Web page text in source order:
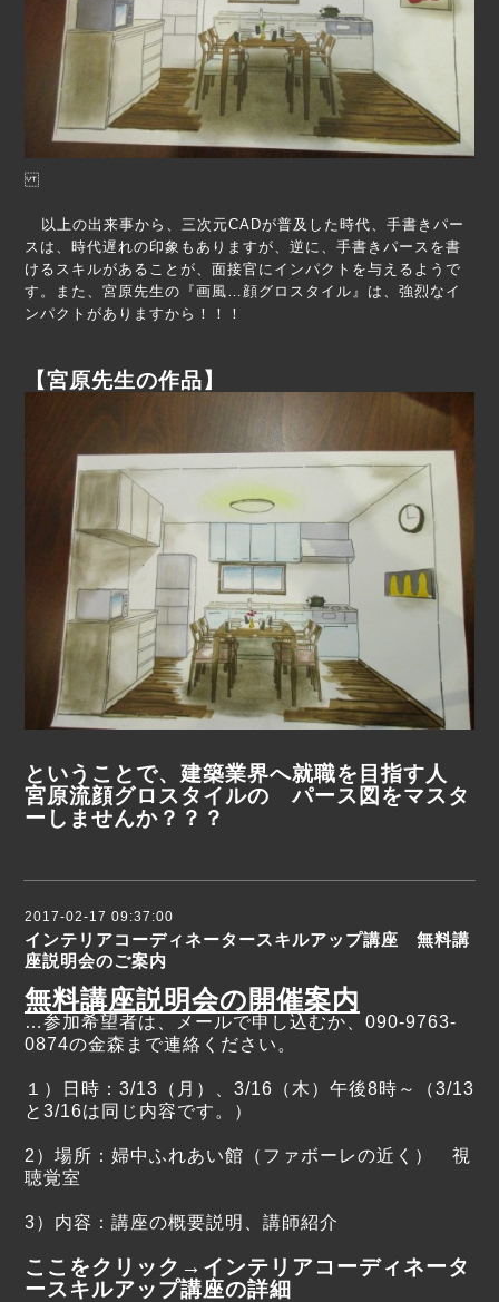
以上の出来事から、三次元CADが普及した時代、手書きパー
スは、時代遅れの印象もありますが、逆に、手書きパースを書
けるスキルがあることが、面接官にインパクトを与えるようで
す。また、宮原先生の『画風…顔グロスタイル』は、強烈なイ
ンパクトがありますから！！！
【宮原先生の作品】
ということで、建築業界へ就職を目指す人
宮原流顔グロスタイルの パース図をマスタ
ーしませんか？？？
2017-02-17 09:37:00
インテリアコーディネータースキルアップ講座 無料講
座説明会のご案内
無料講座説明会の開催案内
…参加希望者は、メールで申し込むか、090-9763-
0874の金森まで連絡ください。
１）日時：3/13（月）、3/16（木）午後8時～（3/13
と3/16は同じ内容です。）
2）場所：婦中ふれあい館（ファボーレの近く） 視
聴覚室
3）内容：講座の概要説明、講師紹介
ここをクリック→ インテリアコーディネータ
ースキルアップ講座の詳細